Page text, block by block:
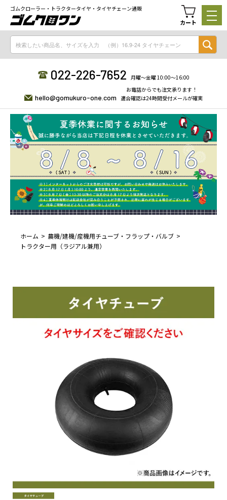
ゴムクローラー・トラクタータイヤ・タイヤチェーン通販
カート
022-226-7652 月曜〜金曜 10:00〜16:00
hello@gomukuro-one.com
お電話からでも注文承ります！
適合確認は24時間受付メールが確実
ホーム
農機/建機/産機用チューブ・フラップ・バルブ
トラクター用（ラジアル兼用）